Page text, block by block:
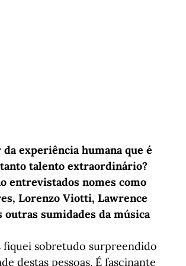
experiência humana que é
talento extraordinário?
entrevistados nomes como
Lorenzo Viotti, Lawrence
outras sumidades da música
fiquei sobretudo surpreendido
destas pessoas. É fascinante